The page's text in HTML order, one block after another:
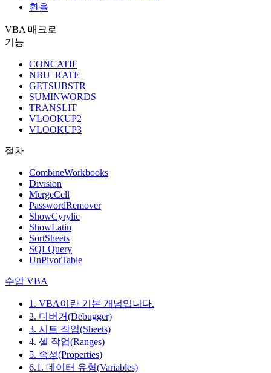
환율
VBA 매크로
기능
CONCATIF
NBU_RATE
GETSUBSTR
SUMINWORDS
TRANSLIT
VLOOKUP2
VLOOKUP3
절차
CombineWorkbooks
Division
MergeCell
PasswordRemover
ShowCyrylic
ShowLatin
SortSheets
SQLQuery
UnPivotTable
수업 VBA
1. VBA이란 기본 개념입니다.
2. 디버거(Debugger)
3. 시트 작업(Sheets)
4. 셀 작업(Ranges)
5. 속성(Properties)
6.1. 데이터 유형(Variables)